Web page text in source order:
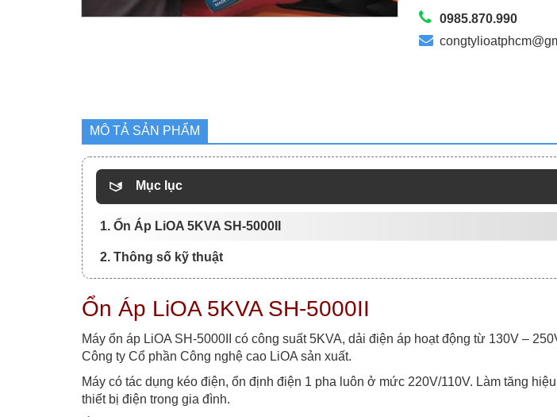
130V
Chính
Hãng
0985.870.990
MÔ TẢ SẢN PHẨM
Mục lục
1. Ổn Áp LiOA 5KVA SH-5000II
2. Thông số kỹ thuật
Ổn Áp LiOA 5KVA SH-5000II
Máy ổn áp LiOA SH-5000II có công suất 5KVA, dải điện áp hoạt động từ 130V –
Công ty Cổ phần Công nghệ cao LiOA sản xuất.
Máy có tác dụng kéo điện, ổn định điện 1 pha luôn ở mức 220V/110V. Làm tăng
thiết bị điện trong gia đình.